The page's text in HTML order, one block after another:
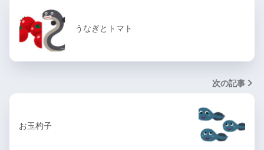
うなぎとトマト
次の記事
お玉杓子